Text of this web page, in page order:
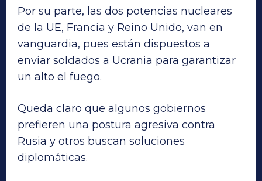
Por su parte, las dos potencias nucleares
de la UE, Francia y Reino Unido, van en
vanguardia, pues están dispuestos a
enviar soldados a Ucrania para garantizar
un alto el fuego.
Queda claro que algunos gobiernos
prefieren una postura agresiva contra
Rusia y otros buscan soluciones
diplomáticas.